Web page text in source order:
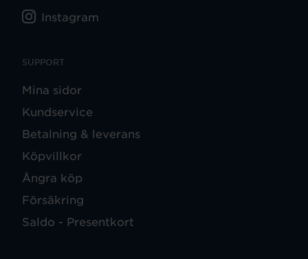
SUPPORT
Mina sidor
Kundservice
Betalning & leverans
Köpvillkor
Ångra köp
Försäkring
Saldo - Presentkort
Instagram